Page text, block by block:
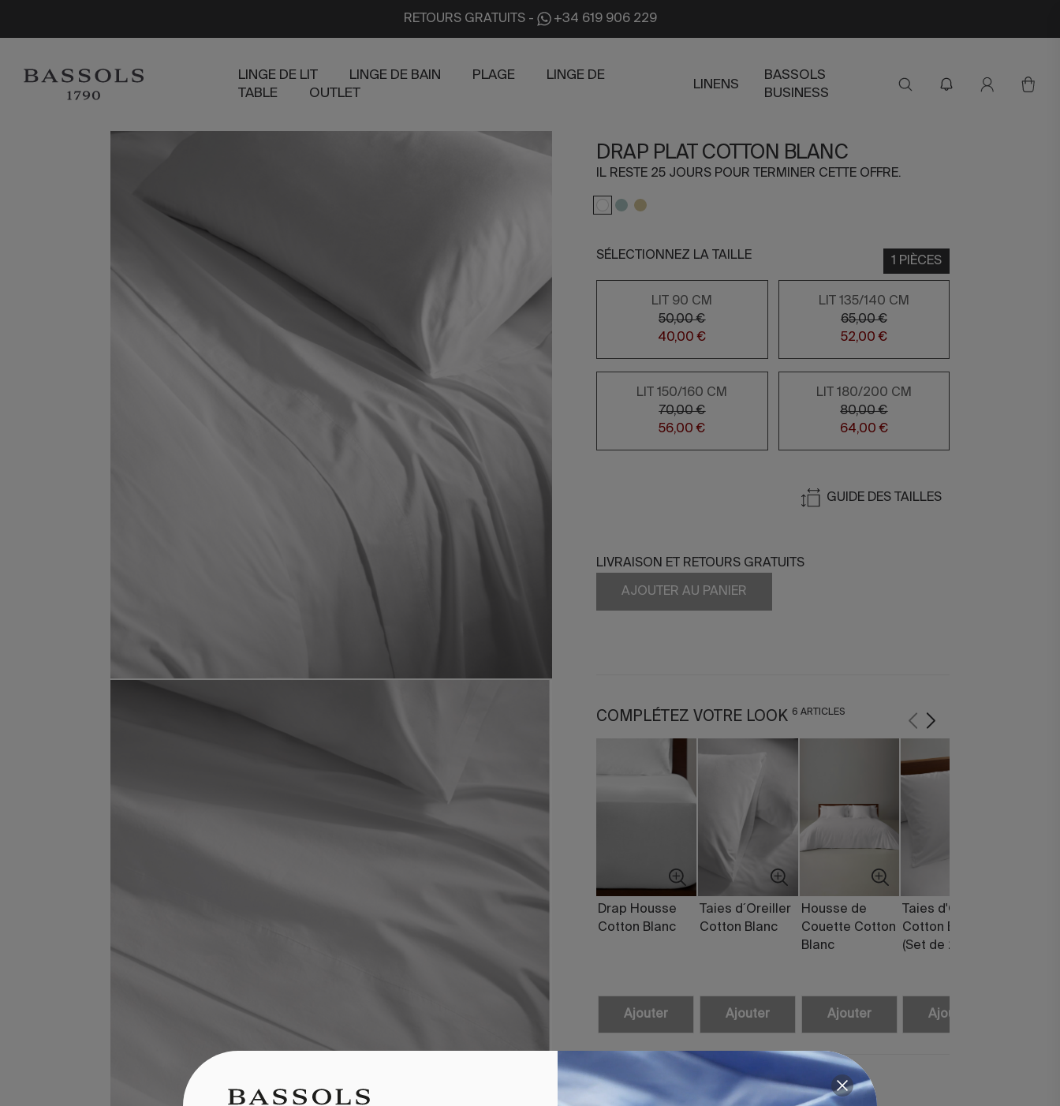
RETOURS GRATUITS- +34 619 906 229
LINGE DE LIT LINGE DE BAIN PLAGE
LINGE DE
TABLE
OUTLET
LINENS
BASSOLS
BUSINESS
DRAP PLAT COTTON BLANC
IL RESTE 25 JOURS POUR TERMINER CETTE OFFRE.
SÉLECTIONNEZ LA TAILLE 1 PIÈCES
LIT 90 CM
50,00 €
40,00 €
LIT 135/140 CM
65,00 €
52,00 €
LIT 150/160 CM
70,00 €
56,00 €
LIT 180/200 CM
80,00 €
64,00 €
GUIDE DES TAILLES
LIVRAISON ET RETOURS GRATUITS
AJOUTER AU PANIER
COMPLÉTEZ VOTRE LOOK 6 ARTICLES
Drap Housse
Cotton Blanc
Ajouter
Taies d´Oreiller
Cotton Blanc
Ajouter
Housse de
Couette Cotton
Blanc
Ajouter
Taies d'Oreiller
Cotton Blanc
(Set de 2)
Ajouter
Drap Plat Cotton Blanc